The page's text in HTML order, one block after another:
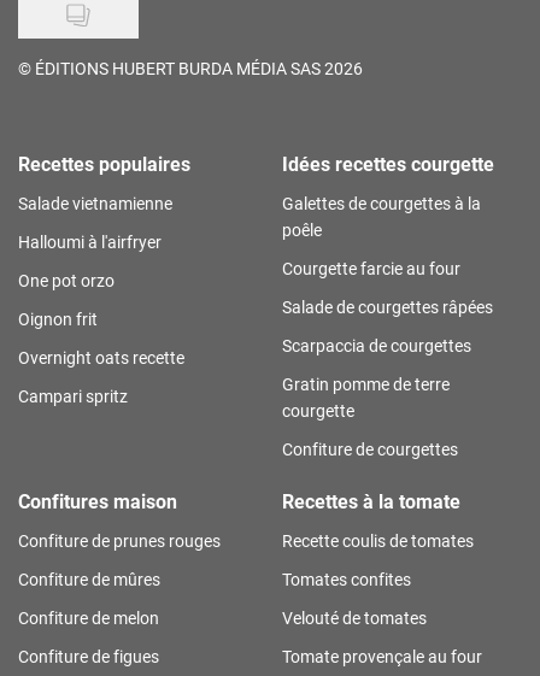
© ÉDITIONS HUBERT BURDA MÉDIA SAS 2026
Recettes populaires
Salade vietnamienne
Halloumi à l'airfryer
One pot orzo
Oignon frit
Overnight oats recette
Campari spritz
Idées recettes courgette
Galettes de courgettes à la
poêle
Courgette farcie au four
Salade de courgettes râpées
Scarpaccia de courgettes
Gratin pomme de terre
courgette
Confiture de courgettes
Confitures maison
Confiture de prunes rouges
Confiture de mûres
Confiture de melon
Confiture de figues
Recettes à la tomate
Recette coulis de tomates
Tomates confites
Velouté de tomates
Tomate provençale au four